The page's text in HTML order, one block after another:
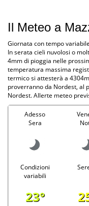
Il Meteo a
Giornata con tempo
In serata cieli nuvolosi o
4mm di pioggia nelle
temperatura massima
termico si attesterà a
proverranno da Nordest, al
Nordest. Allerte meteo
Adesso
Sera
Condizioni
variabili
23°